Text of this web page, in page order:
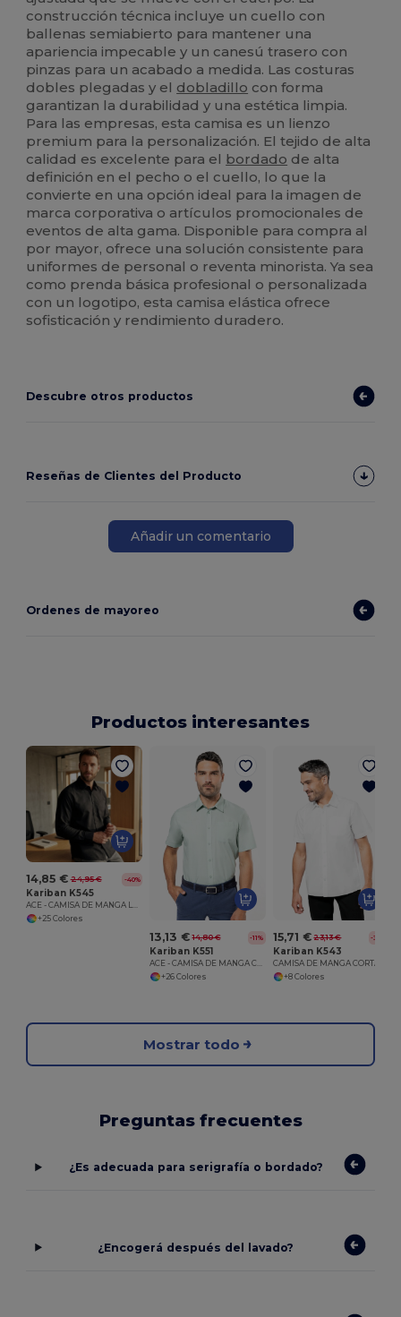
construcción técnica incluye un cuello con
ballenas semiabierto para mantener una
apariencia impecable y un canesú trasero con
pinzas para un acabado a medida. Las costuras
dobles plegadas y el dobladillo con forma
garantizan la durabilidad y una estética limpia.
Para las empresas, esta camisa es un lienzo
premium para la personalización. El tejido de alta
calidad es excelente para el bordado de alta
definición en el pecho o el cuello, lo que la
convierte en una opción ideal para la imagen de
marca corporativa o artículos promocionales de
eventos de alta gama. Disponible para compra al
por mayor, ofrece una solución consistente para
uniformes de personal o reventa minorista. Ya sea
como prenda básica profesional o personalizada
con un logotipo, esta camisa elástica ofrece
sofisticación y rendimiento duradero.
Descubre otros productos
Reseñas de Clientes del Producto
Añadir un comentario
Ordenes de mayoreo
Productos interesantes
14,85 € 24,95 € -40%
Kariban K545
ACE - CAMISA DE MANGA LARGA
+25 Colores
13,13 € 14,80 € -11%
Kariban K551
ACE - CAMISA DE MANGA CORTA
+26 Colores
15,71 € 23,13 € -32%
Kariban K543
CAMISA DE MANGA CORTA
+8 Colores
Mostrar todo
Preguntas frecuentes
¿Es adecuada para serigrafía o bordado?
¿Encogerá después del lavado?